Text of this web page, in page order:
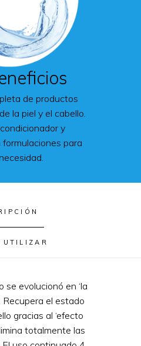
de productos
la piel y el cabello.
y
formulaciones para
UTILIZAR
evolucionó en ‘la
Recupera el estado
gracias al ‘efecto
totalmente las